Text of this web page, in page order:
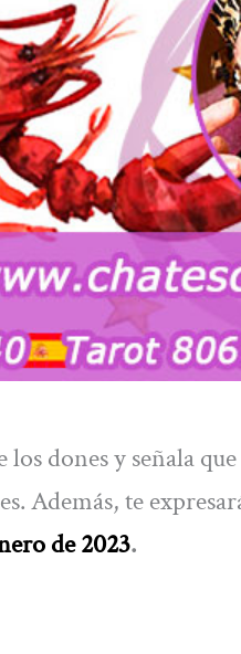
dones y señala
Además, te
de 2023.